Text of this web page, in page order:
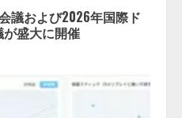
07/13:53:50
議および2026年国際ド
が盛大に開催